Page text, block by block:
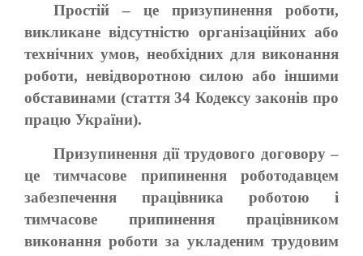
Простій – це призупинення роботи,
викликане відсутністю організаційних або
технічних умов, необхідних для виконання
роботи, невідворотною силою або іншими
обставинами (стаття 34 Кодексу законів про
працю України).
Призупинення дії трудового договору –
це тимчасове припинення роботодавцем
забезпечення працівника роботою і
тимчасове припинення працівником
виконання роботи за укладеним трудовим